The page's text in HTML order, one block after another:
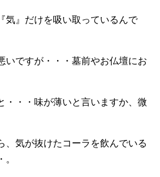
気』だけを吸い取っているんで
いですが・・・墓前やお仏壇にお
・・・味が薄いと言いますか、微
、気が抜けたコーラを飲んでいる